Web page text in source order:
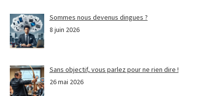
Sommes nous devenus dingues ?
8 juin 2026
Sans objectif, vous parlez pour ne rien dire !
26 mai 2026